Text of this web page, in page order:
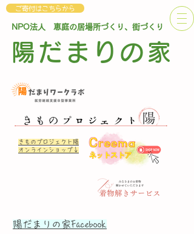
陽だまりの家
NPO法人 恵庭の居場所づくり、街づくり
ご寄付はこちらから
きものプロジェクト陽
オンラインショップ↓
陽だまりの家Facebook